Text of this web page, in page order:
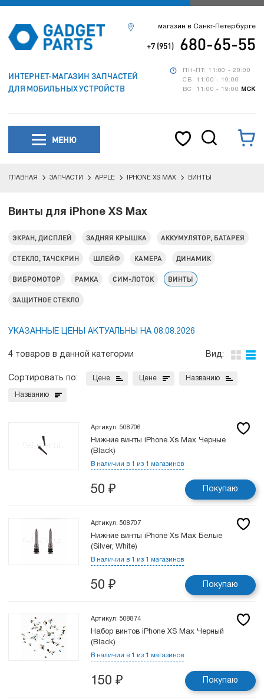
ИНТЕРНЕТ-МАГАЗИН ЗАПЧАСТЕЙ
ДЛЯ МОБИЛЬНЫХ УСТРОЙСТВ
ПН-ПТ: 11:00 - 20:00
СБ: 11:00 - 19:00
ВС: 11:00 - 19:00
МСК
магазин в Санкт-Петербурге
+7 (951) 680-65-55
МЕНЮ
ГЛАВНАЯ ЗАПЧАСТИ APPLE IPHONE XS MAX ВИНТЫ
Винты для iPhone XS Max
ЭКРАН, ДИСПЛЕЙ ЗАДНЯЯ КРЫШКА АККУМУЛЯТОР, БАТАРЕЯ
СТЕКЛО, ТАЧСКРИН ШЛЕЙФ КАМЕРА ДИНАМИК
ВИБРОМОТОР РАМКА СИМ-ЛОТОК ВИНТЫ
ЗАЩИТНОЕ СТЕКЛО
УКАЗАННЫЕ ЦЕНЫ АКТУАЛЬНЫ НА 08.08.2026
4 товаров в данной категории Вид:
Сортировать по: Цене Цене Названию
Названию
Артикул: 508706
Нижние винты iPhone Xs Max Черные
(Black)
В наличии в 1 из 1 магазинов
50 ₽ Покупаю
Артикул: 508707
Нижние винты iPhone Xs Max Белые
(Silver, White)
В наличии в 1 из 1 магазинов
50 ₽ Покупаю
Артикул: 508874
Набор винтов iPhone XS Max Черный
(Black)
В наличии в 1 из 1 магазинов
150 ₽ Покупаю